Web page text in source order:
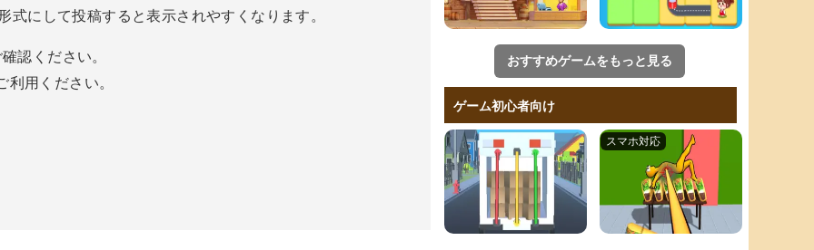
空
欄
で
o
k
にして投稿すると表示されやすくなります。
認ください。
用ください。
おすすめゲームをもっと見る
ゲーム初心者向け